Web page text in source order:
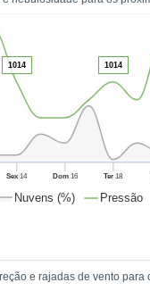
Nuvens (%) Pressão
Sex 14 Dom16 Ter 18
1014
1014
e rajadas de vento para